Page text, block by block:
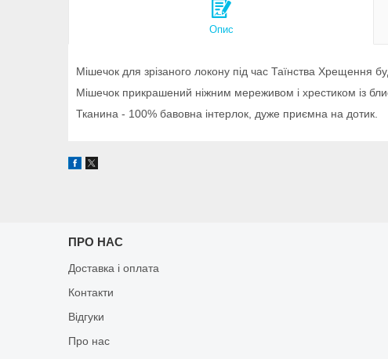
Опис
Мішечок для зрізаного локону під час Таїнства
Мішечок прикрашений ніжним мереживом і хрестиком із
Тканина - 100% бавовна інтерлок, дуже приємна на дотик.
ПРО НАС
Доставка і оплата
Контакти
Відгуки
Про нас